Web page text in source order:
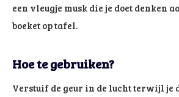
een vleugje musk die je doet denken
boeket op tafel.
Hoe te gebruiken?
Verstuif de geur in de lucht terwijl je